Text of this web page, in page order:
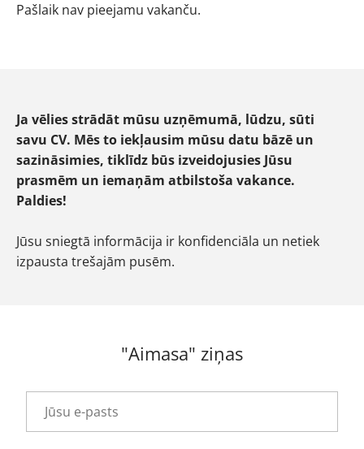
Pašlaik nav pieejamu vakanču.
Ja vēlies strādāt mūsu uzņēmumā, lūdzu, sūti
savu CV. Mēs to iekļausim mūsu datu bāzē un
sazināsimies, tiklīdz būs izveidojusies Jūsu
prasmēm un iemaņām atbilstoša vakance.
Paldies!
Jūsu sniegtā informācija ir konfidenciāla un netiek
izpausta trešajām pusēm.
"Aimasa" ziņas